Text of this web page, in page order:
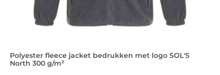
Polyester fleece jacket bedrukken met logo SOL'S
North 300 g/m²